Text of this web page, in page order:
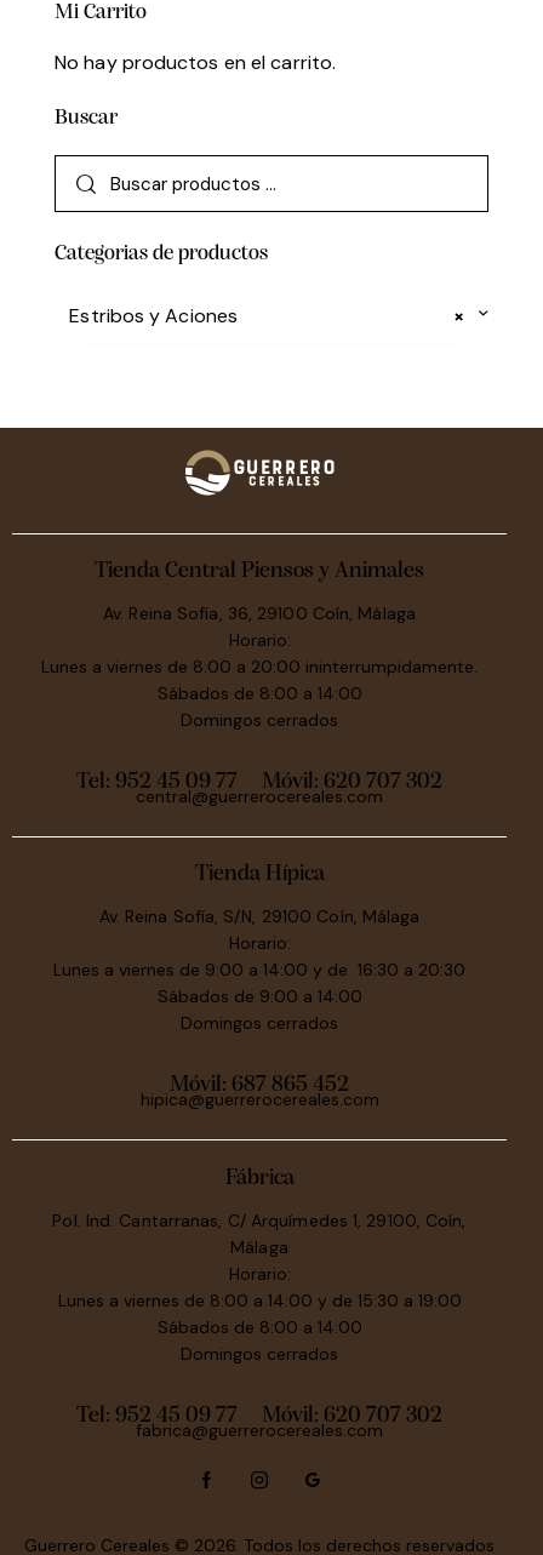
Mi Carrito
No hay productos en el carrito.
Buscar
Categorias de productos
×
Estribos y Aciones
Tienda Central Piensos y Animales
Av. Reina Sofía, 36, 29100 Coín, Málaga
Horario:
Lunes a viernes de 8:00 a 20:00 ininterrumpidamente.
Sábados de 8:00 a 14:00
Domingos cerrados
Tel: 952 45 09 77 Móvil: 620 707 302
central@guerrerocereales.com
Tienda Hípica
Av. Reina Sofía, S/N, 29100 Coín, Málaga
Horario:
Lunes a viernes de 9:00 a 14:00 y de 16:30 a 20:30
Sábados de 9:00 a 14:00
Domingos cerrados
Móvil: 687 865 452
hipica@guerrerocereales.com
Fábrica
Pol. Ind. Cantarranas, C/ Arquímedes 1, 29100, Coín,
Málaga
Horario:
Lunes a viernes de 8:00 a 14:00 y de 15:30 a 19:00
Sábados de 8:00 a 14:00
Domingos cerrados
Tel: 952 45 09 77 Móvil: 620 707 302
fabrica@guerrerocereales.com
Guerrero Cereales © 2026. Todos los derechos reservados